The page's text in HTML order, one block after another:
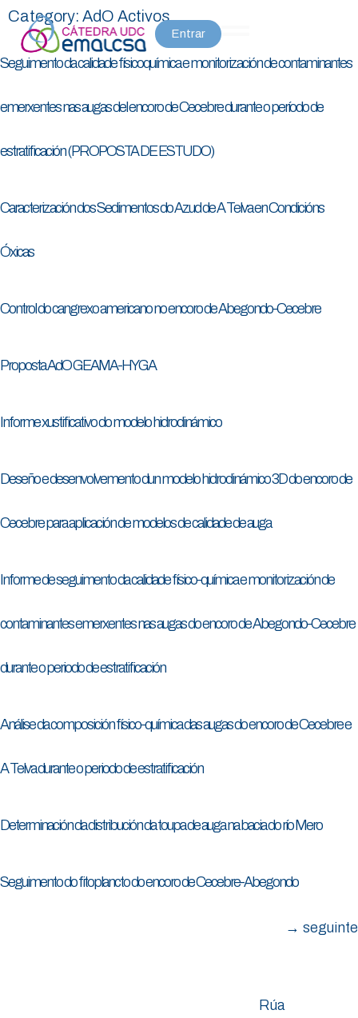
Entrar
Category: AdO Activos
Seguimento da calidade físicoquímica e monitorización de contaminantes
emerxentes nas augas del encoro de Cecebre durante o período de
estratificación (PROPOSTA DE ESTUDO)
Caracterización dos Sedimentos do Azud de A Telva en Condicións
Óxicas
Control do cangrexo americano no encoro de Abegondo-Cecebre
Proposta AdO GEAMA-HYGA
Informe xustificativo do modelo hidrodinámico
Deseño e desenvolvemento dun modelo hidrodinámico 3D do encoro de
Cecebre para aplicación de modelos de calidade de auga
Informe de seguimento da calidade físico-química e monitorización de
contaminantes emerxentes nas augas do encoro de Abegondo-Cecebre
durante o periodo de estratificación
Análise da composición físico-química das augas do encoro de Cecebre e
A Telva durante o periodo de estratificación
Determinación da distribución da toupa de auga na bacia do río Mero
Seguimento do fitoplancto do encoro de Cecebre-Abegondo
→ seguinte
Rúa